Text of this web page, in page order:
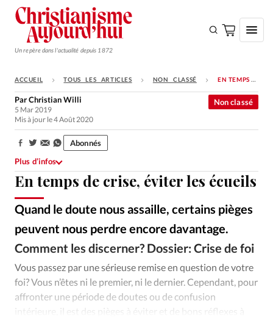
Un repère dans l'actualité depuis 1872
S'ABONNER
Monde
Opinions
Tous les articles
Faire un don
Se connecter
Édition: Internationale
Devise:CHF
ACCUEIL TOUS LES ARTICLES NON CLASSÉ EN TEMPS DE CRISE, ÉVITER LES ÉCUEILS
En temps de crise, éviter les écueils
Quand le doute nous assaille, certains pièges
peuvent nous perdre encore davantage.
Comment les discerner? Dossier: Crise de foi
Non classé
ParChristian Willi
5 Mar 2019
Mis à jour le 4 Août 2020
Partager:
Abonnés
Plus d’infos
©iStockphoto
Vous passez par une sérieuse remise en question de votre
foi? Vous n’êtes ni le premier, ni le dernier. Cependant, pour
affronter une période de doutes ou de confusion
intérieure, il est des pièges à éviter et de bons réflexes à